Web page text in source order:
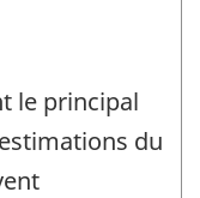
le principal
du